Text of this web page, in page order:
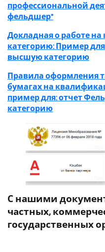
профессиональной
фельдшер"
Докладная о работе
категорию: Пример
высшую категорию
Правила оформления
бумагах на
пример для: отчет
категорию
С нашими
частных,
государственных